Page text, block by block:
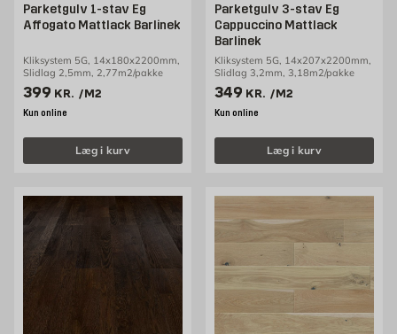
Parketgulv 1-stav Eg
Affogato Mattlack Barlinek
Kliksystem 5G, 14x180x2200mm,
Slidlag 2,5mm, 2,77m2/pakke
Pris 399 kr. /m2
399 KR. /M2
Kun online
Læg i kurv
Parketgulv 3-stav Eg
Cappuccino Mattlack
Barlinek
Kliksystem 5G, 14x207x2200mm,
Slidlag 3,2mm, 3,18m2/pakke
Pris 349 kr. /m2
349 KR. /M2
Kun online
Læg i kurv